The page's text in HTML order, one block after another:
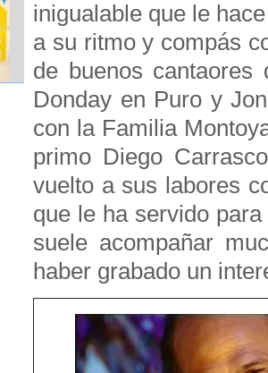
inigualable que le
a su ritmo y compás
de buenos
Donday en Puro y
con la Familia
primo Diego
vuelto a sus labores
que le ha servido
suele acompañar
haber grabado un